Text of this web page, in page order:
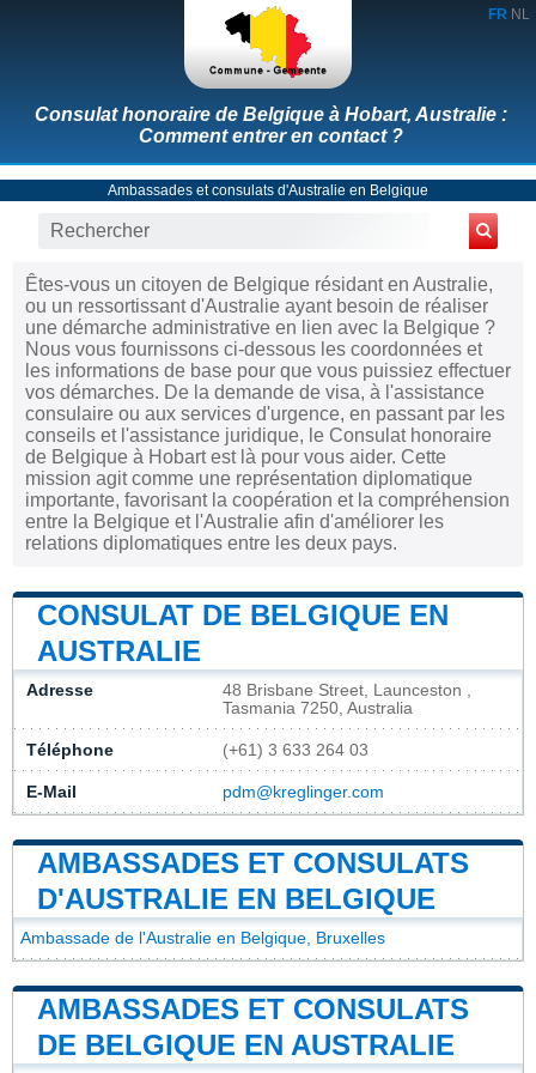
FR NL
Consulat honoraire de Belgique à Hobart, Australie :
Comment entrer en contact ?
Ambassades et consulats d'Australie en Belgique
Êtes-vous un citoyen de Belgique résidant en Australie,
ou un ressortissant d'Australie ayant besoin de réaliser
une démarche administrative en lien avec la Belgique ?
Nous vous fournissons ci-dessous les coordonnées et
les informations de base pour que vous puissiez effectuer
vos démarches. De la demande de visa, à l'assistance
consulaire ou aux services d'urgence, en passant par les
conseils et l'assistance juridique, le Consulat honoraire
de Belgique à Hobart est là pour vous aider. Cette
mission agit comme une représentation diplomatique
importante, favorisant la coopération et la compréhension
entre la Belgique et l'Australie afin d'améliorer les
relations diplomatiques entre les deux pays.
CONSULAT DE BELGIQUE EN
AUSTRALIE
Adresse
48 Brisbane Street, Launceston ,
Tasmania 7250, Australia
Téléphone (+61) 3 633 264 03
E-Mail pdm@kreglinger.com
AMBASSADES ET CONSULATS
D'AUSTRALIE EN BELGIQUE
Ambassade de l'Australie en Belgique, Bruxelles
AMBASSADES ET CONSULATS
DE BELGIQUE EN AUSTRALIE